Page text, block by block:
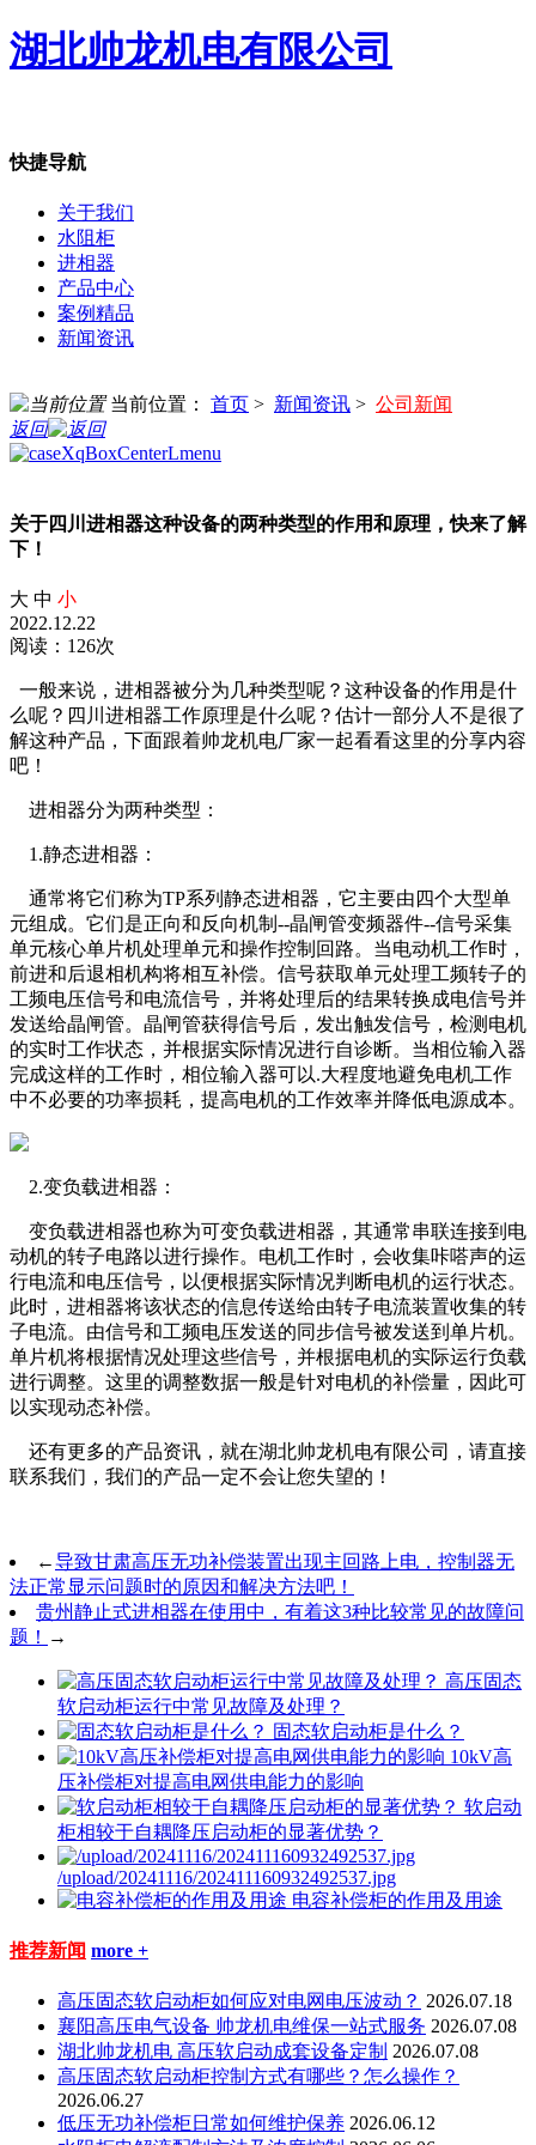
湖北帅龙机电有限公司
快捷导航
关于我们
水阻柜
进相器
产品中心
案例精品
新闻资讯
当前位置： 首页 > 新闻资讯 > 公司新闻
返回
关于四川进相器这种设备的两种类型的作用和原理，快来了解
下！
大 中 小
2022.12.22
阅读：126次
一般来说，进相器被分为几种类型呢？这种设备的作用是什
么呢？四川进相器工作原理是什么呢？估计一部分人不是很了
解这种产品，下面跟着帅龙机电厂家一起看看这里的分享内容
吧！
进相器分为两种类型：
1.静态进相器：
通常将它们称为TP系列静态进相器，它主要由四个大型单
元组成。它们是正向和反向机制--晶闸管变频器件--信号采集
单元核心单片机处理单元和操作控制回路。当电动机工作时，
前进和后退相机构将相互补偿。信号获取单元处理工频转子的
工频电压信号和电流信号，并将处理后的结果转换成电信号并
发送给晶闸管。晶闸管获得信号后，发出触发信号，检测电机
的实时工作状态，并根据实际情况进行自诊断。当相位输入器
完成这样的工作时，相位输入器可以.大程度地避免电机工作
中不必要的功率损耗，提高电机的工作效率并降低电源成本。
2.变负载进相器：
变负载进相器也称为可变负载进相器，其通常串联连接到电
动机的转子电路以进行操作。电机工作时，会收集咔嗒声的运
行电流和电压信号，以便根据实际情况判断电机的运行状态。
此时，进相器将该状态的信息传送给由转子电流装置收集的转
子电流。由信号和工频电压发送的同步信号被发送到单片机。
单片机将根据情况处理这些信号，并根据电机的实际运行负载
进行调整。这里的调整数据一般是针对电机的补偿量，因此可
以实现动态补偿。
还有更多的产品资讯，就在湖北帅龙机电有限公司，请直接
联系我们，我们的产品一定不会让您失望的！
←导致甘肃高压无功补偿装置出现主回路上电，控制器无
法正常显示问题时的原因和解决方法吧！
贵州静止式进相器在使用中，有着这3种比较常见的故障问
题！ →
高压固态
软启动柜运行中常见故障及处理？
固态软启动柜是什么？
10kV高
压补偿柜对提高电网供电能力的影响
软启动
柜相较于自耦降压启动柜的显著优势？
/upload/20241116/202411160932492537.jpg
电容补偿柜的作用及用途
推荐新闻 more +
高压固态软启动柜如何应对电网电压波动？ 2026.07.18
襄阳高压电气设备 帅龙机电维保一站式服务 2026.07.08
湖北帅龙机电 高压软启动成套设备定制 2026.07.08
高压固态软启动柜控制方式有哪些？怎么操作？
2026.06.27
低压无功补偿柜日常如何维护保养 2026.06.12